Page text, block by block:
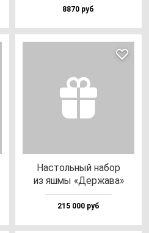
8870 руб
Нас­толь­ный на­бор
из яш­мы «Дер­жа­ва»
215 000 руб